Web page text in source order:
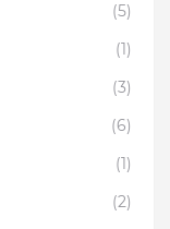
(5)
(1)
(3)
(6)
(1)
(2)